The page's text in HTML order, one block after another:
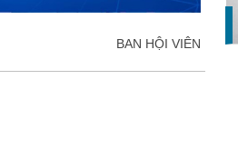
BAN HỘI VIÊN
ĐĂNG KÝ HỘI VIÊN